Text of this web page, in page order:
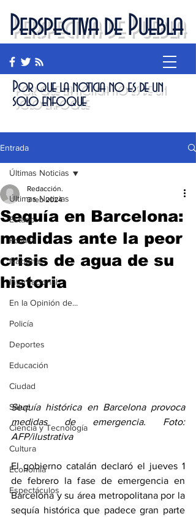
Perspectiva de Puebla
Por que la noticia no es de un
solo enfoque
Entrada
Últimas Noticias
Estado
Política
Nacional
Internacional
En la Opinión de...
Policía
Deportes
Educación
Ciudad
Salud
Ciencia y Tecnología
Cultura
Economía
Espectáculos
Últimas Noticias
Sequía en Barcelona:
medidas ante la peor
crisis de agua de su
historia
Redacción.
3 feb 2024
Sequía histórica en Barcelona provoca
medidas de emergencia. Foto:
AFP/ilustrativa
El gobierno catalán declaró el jueves 1
de febrero la fase de emergencia en
Barcelona y su área metropolitana por la
sequía histórica que padece gran parte